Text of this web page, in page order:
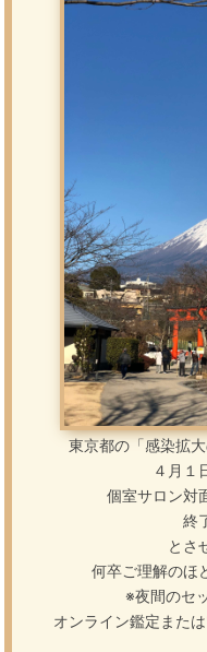
東京都の「感染拡
４月１
個室サロン対
終
とさ
何卒ご理解のほ
※夜間のセ
オンライン鑑定また